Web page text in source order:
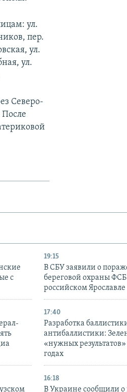
ул.
пер.
ул.
ул.
Северо-
с
19:15
В СБУ заявили о
береговой охраны
российском Ярославле
17:40
Разработка
антибаллистики:
«нужных
годах
16:18
В Украине сообщили